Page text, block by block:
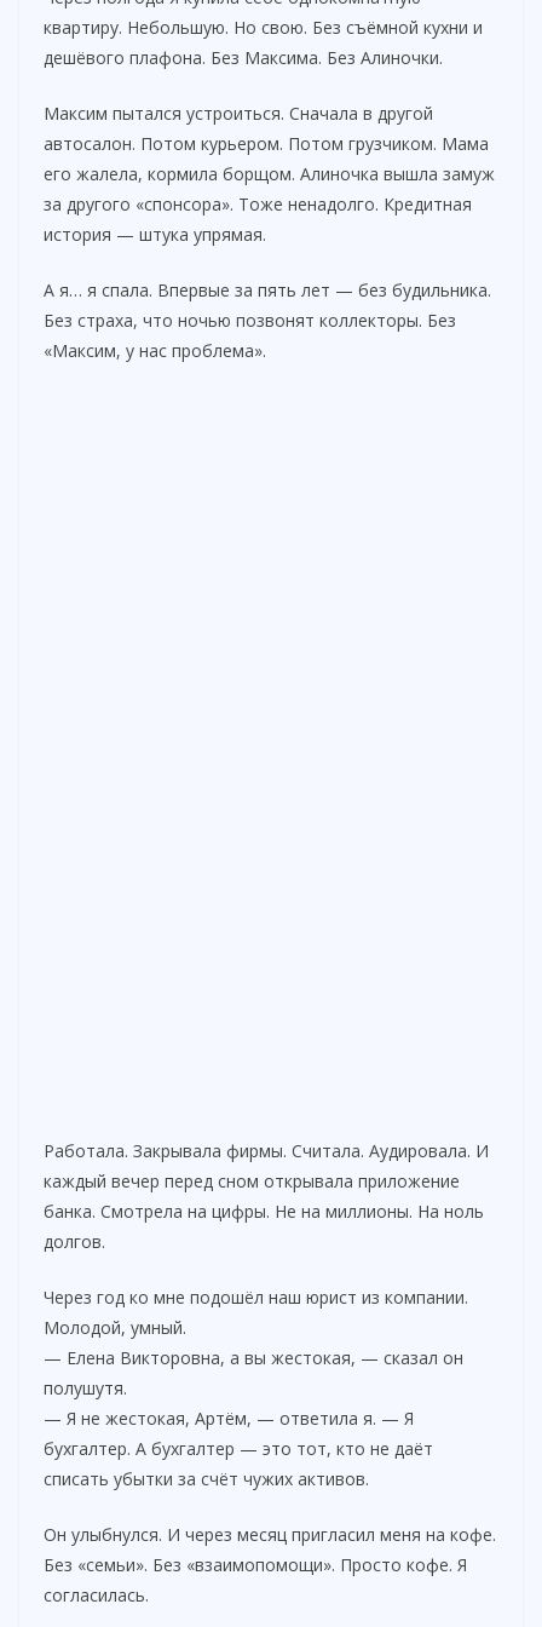
квартиру. Небольшую. Но свою. Без съёмной кухни и
дешёвого плафона. Без Максима. Без Алиночки.
Максим пытался устроиться. Сначала в другой
автосалон. Потом курьером. Потом грузчиком. Мама
его жалела, кормила борщом. Алиночка вышла замуж
за другого «спонсора». Тоже ненадолго. Кредитная
история — штука упрямая.
А я… я спала. Впервые за пять лет — без будильника.
Без страха, что ночью позвонят коллекторы. Без
«Максим, у нас проблема».
Работала. Закрывала фирмы. Считала. Аудировала. И
каждый вечер перед сном открывала приложение
банка. Смотрела на цифры. Не на миллионы. На ноль
долгов.
Через год ко мне подошёл наш юрист из компании.
Молодой, умный.
— Елена Викторовна, а вы жестокая, — сказал он
полушутя.
— Я не жестокая, Артём, — ответила я. — Я
бухгалтер. А бухгалтер — это тот, кто не даёт
списать убытки за счёт чужих активов.
Он улыбнулся. И через месяц пригласил меня на кофе.
Без «семьи». Без «взаимопомощи». Просто кофе. Я
согласилась.